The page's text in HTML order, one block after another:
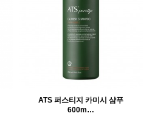
ATS 퍼스티지 카미시 샴푸
600m…